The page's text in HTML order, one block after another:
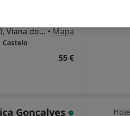
Av. Cap. Gaspar de Castro 320, Viana do Castelo • Mapa
55 €
Gonçalves Hoje